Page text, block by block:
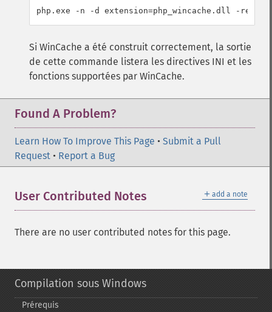
php.exe -n -d extension=php_wincache.dll -re
Si WinCache a été construit correctement, la sortie
de cette commande listera les directives INI et les
fonctions supportées par WinCache.
Found A Problem?
Learn How To Improve This Page • Submit a Pull
Request • Report a Bug
＋ add a note
User Contributed Notes
There are no user contributed notes for this page.
Compilation sous Windows
Prérequis